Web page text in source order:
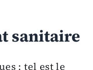
sanitaire
: tel est le